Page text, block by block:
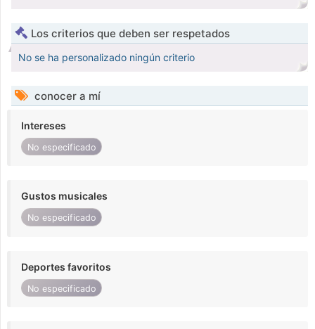
Los criterios que deben ser respetados
No se ha personalizado ningún criterio
conocer a mí
Intereses
No especificado
Gustos musicales
No especificado
Deportes favoritos
No especificado